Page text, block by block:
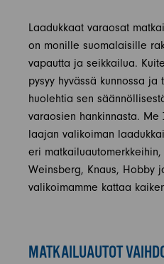
Laadukkaat varaosat
on monille suomalaisille
vapautta ja seikkailua.
pysyy hyvässä kunnossa
huolehtia sen
varaosien hankinnasta.
laajan valikoiman
eri
Weinsberg, Knaus, Hobby
valikoimamme kattaa
MATKAILUAUTOT